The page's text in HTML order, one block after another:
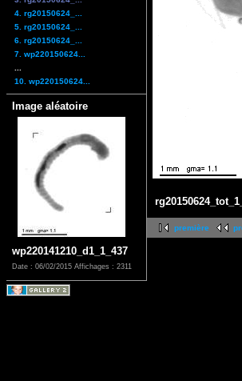
4. rg20150624_...
5. rg20150624_...
6. rg20150624_...
7. wp220150624...
10. wp220150624...
Image aléatoire
wp220141210_d1_1_437
Date : 06/02/2015 Affichages : 2311
première